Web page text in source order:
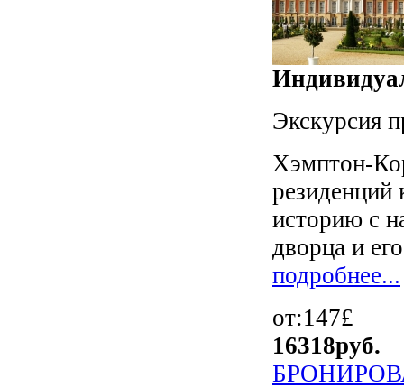
Экскурсия
Хэмптон-
резиденций
историю с
дворца и
подробнее...
от:147£
16318руб.